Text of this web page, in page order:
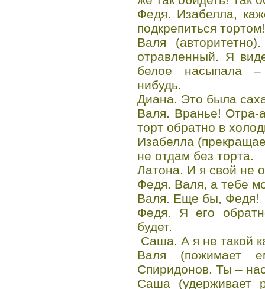
Федя. Изабелла,
подкрепиться тортом!
Валя
отравленный. Я
белое насыпала –
нибудь.
Диана. Это была
Валя. Вранье! Отра-
торт обратно в
Изабелла
не отдам без торта.
Латона. И я свой не
Федя. Валя, а тебе
Валя. Еще бы, Федя!
Федя. Я его
будет.
Саша. А я не такой
Валя (пожимает
Спиридонов. Ты –
Саша (удерживает